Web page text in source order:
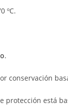
ºC.
.
conservación
protección está